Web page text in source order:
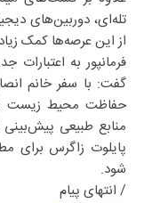
تله‌ای، دوربین‌های
از این عرصه‌ها کمک
فرمانپور به اعتبارات
گفت: با سفر خانم
حفاظت محیط زیست
منابع طبیعی
پایلوت زاگرس برای
شود.
/ انتهای پیام